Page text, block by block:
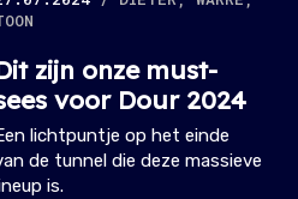
zijn onze must-
voor Dour 2024
lichtpuntje op het einde
de tunnel die deze massieve
is.